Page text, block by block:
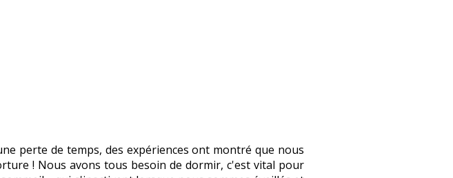
perte de temps, des expériences ont montré que nous
! Nous avons tous besoin de dormir, c'est vital pour